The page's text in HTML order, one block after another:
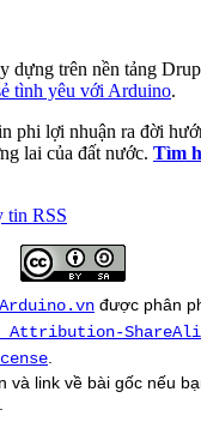
dựng trên nền tảng
tình yêu với Arduino.
phi lợi nhuận ra đời
lai của đất nước. Tìm
Arduino.vn được phân
Attribution-
và link về bài gốc nếu